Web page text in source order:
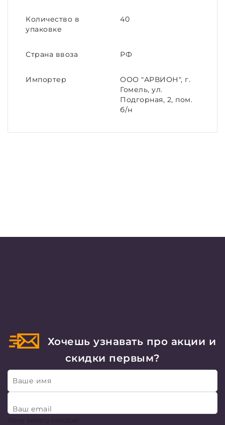
Количество в
упаковке
40
Страна ввоза РФ
Импортер
ООО "АРВИОН", г.
Гомель, ул.
Подгорная, 2, пом.
б/н
Хочешь узнавать про акции и
скидки первым?
Ваше имя
Ваш email
Хочу много скидок!